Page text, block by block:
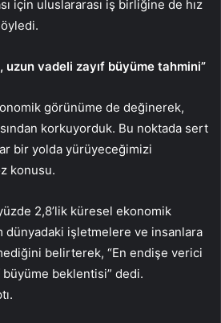
için uluslararası iş birliğine de hız
uzun vadeli zayıf büyüme tahmini”
görünüme de değinerek,
korkuyorduk. Bu noktada sert
bir yolda yürüyeceğimizi
konusu.
2,8’lik küresel ekonomik
dünyadaki işletmelere ve insanlara
belirterek, “En endişe verici
beklentisi” dedi.